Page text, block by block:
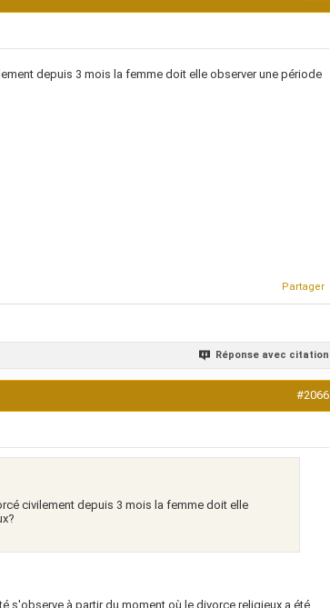
depuis 3 mois la femme doit elle observer une période
Partager
Réponse avec citation
#2066
civilement depuis 3 mois la femme doit elle
s'observe à partir du moment où le divorce religieux a été